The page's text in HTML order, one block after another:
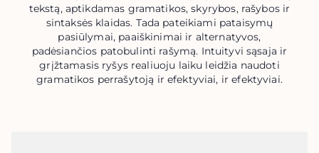
tekstą, aptikdamas gramatikos, skyrybos, rašybos ir
sintaksės klaidas. Tada pateikiami pataisymų
pasiūlymai, paaiškinimai ir alternatyvos,
padėsiančios patobulinti rašymą. Intuityvi sąsaja ir
grįžtamasis ryšys realiuoju laiku leidžia naudoti
gramatikos perrašytoją ir efektyviai, ir efektyviai.